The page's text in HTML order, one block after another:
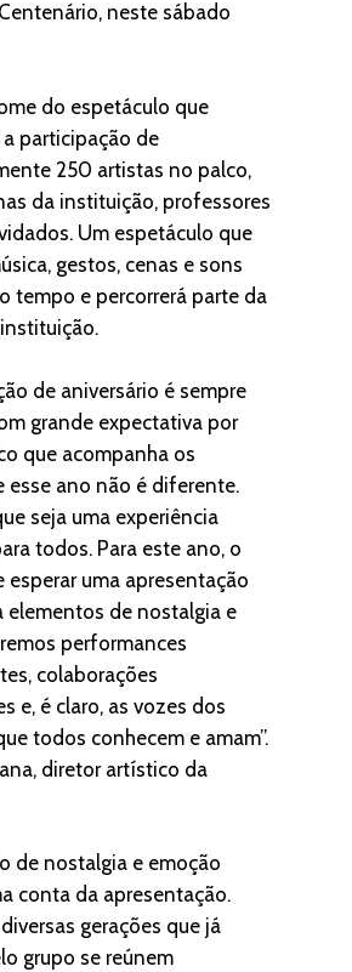
neste sábado
do espetáculo que
participação de
250 artistas no palco,
da instituição, professores
Um espetáculo que
gestos, cenas e sons
tempo e percorrerá parte da
de aniversário é sempre
grande expectativa por
que acompanha os
esse ano não é diferente.
seja uma experiência
todos. Para este ano, o
esperar uma apresentação
elementos de nostalgia e
performances
colaborações
e, é claro, as vozes dos
todos conhecem e amam”.
diretor artístico da
de nostalgia e emoção
conta da apresentação.
gerações que já
grupo se reúnem